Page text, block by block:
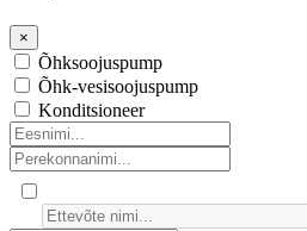
×
Õhksoojuspump
Õhk-vesisoojuspump
Konditsioneer